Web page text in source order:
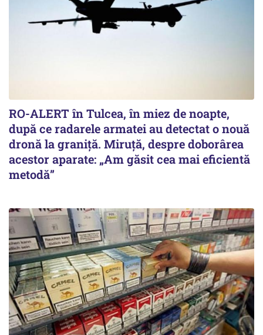
RO-ALERT în Tulcea, în miez de noapte,
după ce radarele armatei au detectat o nouă
dronă la graniță. Miruță, despre doborârea
acestor aparate: „Am găsit cea mai eficientă
metodă”